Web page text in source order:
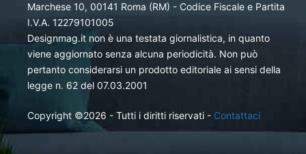
Marchese 10, 00141 Roma (RM) - Codice Fiscale e Partita
I.V.A. 12279101005
Designmag.it non è una testata giornalistica, in quanto
viene aggiornato senza alcuna periodicità. Non può
pertanto considerarsi un prodotto editoriale ai sensi della
legge n. 62 del 07.03.2001
Copyright ©2026 - Tutti i diritti riservati - Contattaci